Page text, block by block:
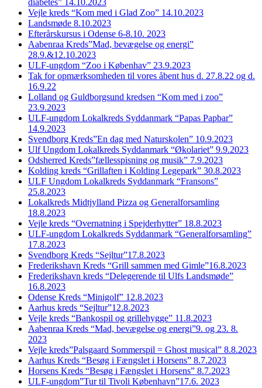
diabetes” 14.10.2023
Vejle kreds “Kom med i Glad Zoo” 14.10.2023
Landsmøde 8.10.2023
Efterårskursus i Odense 6-8.10. 2023
Aabenraa Kreds”Mad, bevægelse og energi”
28.9.&12.10.2023
ULF-ungdom “Zoo i Københav” 23.9.2023
Tak for opmærksomheden til vores åbent hus d. 27.8.22 og d.
16.9.22
Lolland og Guldborgsund kredsen “Kom med i zoo”
23.9.2023
ULF-ungdom Lokalkreds Syddanmark “Papas Papbar”
14.9.2023
Svendborg Kreds”En dag med Naturskolen” 10.9.2023
Ulf Ungdom Lokalkreds Syddanmark “Økolariet” 9.9.2023
Odsherred Kreds”fællesspisning og musik” 7.9.2023
Kolding kreds “Grillaften i Kolding Legepark” 30.8.2023
ULF Ungdom Lokalkreds Syddanmark “Fransons”
25.8.2023
Lokalkreds Midtjylland Pizza og Generalforsamling
18.8.2023
Vejle kreds “Overnatning i Spejderhytter” 18.8.2023
ULF-ungdom Lokalkreds Syddanmark “Generalforsamling”
17.8.2023
Svendborg Kreds “Sejltur”17.8.2023
Frederikshavn Kreds “Grill sammen med Gimle”16.8.2023
Frederikshavn kreds “Delegerende til Ulfs Landsmøde”
16.8.2023
Odense Kreds “Minigolf” 12.8.2023
Aarhus kreds “Sejltur”12.8.2023
Vejle kreds “Bankospil og grillehygge” 11.8.2023
Aabenraa Kreds “Mad, bevægelse og energi”9. og 23. 8.
2023
Vejle kreds”Palsgaard Sommerspil = Ghost musical” 8.8.2023
Aarhus Kreds “Besøg i Fængslet i Horsens” 8.7.2023
Horsens Kreds “Besøg i Fængslet i Horsens” 8.7.2023
ULF-ungdom”Tur til Tivoli København”17.6. 2023